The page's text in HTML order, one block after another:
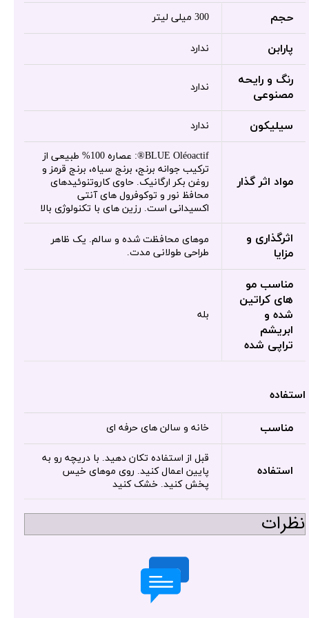
حجم 300 میلی لیتر
پارابن ندارد
رنگ و رایحه
مصنوعی
ندارد
سیلیکون ندارد
مواد اثر گذار
BLUE Oléoactif®: عصاره 100% طبیعی از
ترکیب جوانه برنج، برنج سیاه، برنج قرمز و
روغن بکر ارگانیک. حاوی کاروتنوئیدهای
محافظ نور و توکوفرول های آنتی
اکسیدانی است. رزین های با تکنولوژی بالا
اثرگذاری و
مزایا
موهای محافظت شده و سالم. یک ظاهر
طراحی طولانی مدت.
مناسب مو
های کراتین
شده و
ابریشم
تراپی شده
بله
استفاده
مناسب خانه و سالن های حرفه ای
استفاده
قبل از استفاده تکان دهید. با دریچه رو به
پایین اعمال کنید. روی موهای خیس
پخش کنید. خشک کنید
نظرات